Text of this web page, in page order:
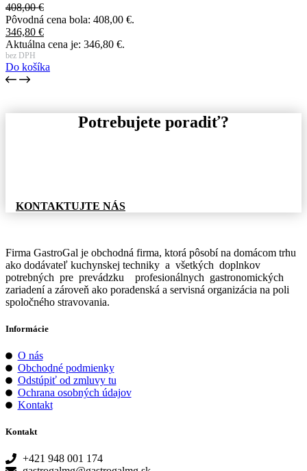
408,00€
Pôvodná cena bola: 408,00 €.
346,80 €
Aktuálna cena je: 346,80 €.
bez DPH
Do košíka
Potrebujete poradiť?
KONTAKTUJTE NÁS
Firma GastroGal je obchodná firma, ktorá pôsobí na domácom trhu
ako dodávateľ kuchynskej techniky a všetkých doplnkov
potrebných pre prevádzku profesionálnych gastronomických
zariadení a zároveň ako poradenská a servisná organizácia na poli
spoločného stravovania.
Informácie
O nás
Obchodné podmienky
Odstúpiť od zmluvy tu
Ochrana osobných údajov
Kontakt
Kontakt
+421 948 001 174